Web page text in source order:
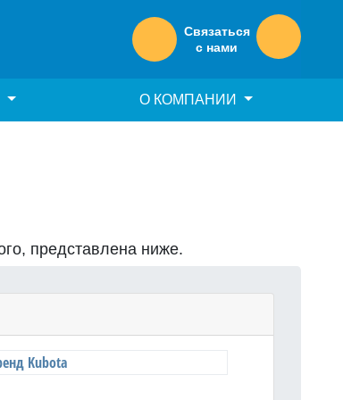
Связаться
с нами
О КОМПАНИИ
представлена ниже.